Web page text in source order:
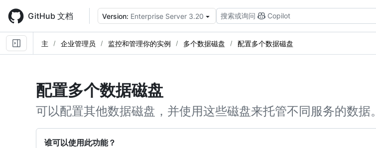
main
content
GitHub 文档 Version: Enterprise Server 3.20 搜索或询问 Copilot
主 企业管理员 监控和管理你的实例 多个数据磁盘 配置多个数据磁盘
配置多个数据磁盘
可以配置其他数据磁盘，并使用这些磁盘来托管不同服务的数据。
谁可以使用此功能？